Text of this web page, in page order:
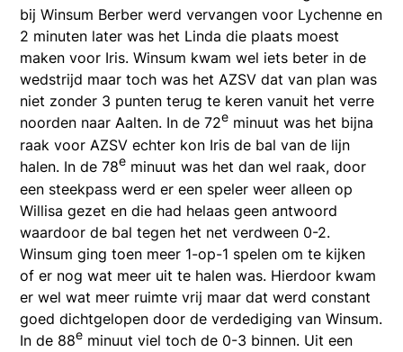
bij Winsum Berber werd vervangen voor Lychenne en
2 minuten later was het Linda die plaats moest
maken voor Iris. Winsum kwam wel iets beter in de
wedstrijd maar toch was het AZSV dat van plan was
niet zonder 3 punten terug te keren vanuit het verre
noorden naar Aalten. In de 72e minuut was het bijna
raak voor AZSV echter kon Iris de bal van de lijn
halen. In de 78e minuut was het dan wel raak, door
een steekpass werd er een speler weer alleen op
Willisa gezet en die had helaas geen antwoord
waardoor de bal tegen het net verdween 0-2.
Winsum ging toen meer 1-op-1 spelen om te kijken
of er nog wat meer uit te halen was. Hierdoor kwam
er wel wat meer ruimte vrij maar dat werd constant
goed dichtgelopen door de verdediging van Winsum.
In de 88e minuut viel toch de 0-3 binnen. Uit een